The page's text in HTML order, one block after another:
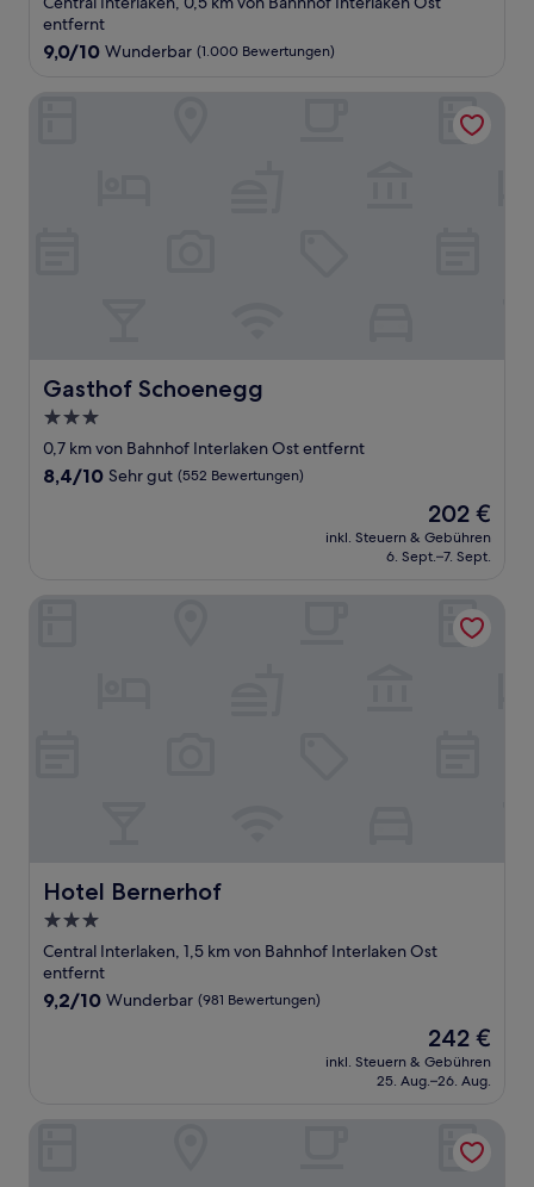
Unterkunft
entfernt
9.0
10,
9,0/10 Wunderbar (1.000 Bewertungen)
Gasthof Schoenegg
Gasthof Schoenegg
3.0-
Sterne-
Unterkunft
0,7 km von Bahnhof Interlaken Ost entfernt
8.4
Bewertungen)
8,4/10 Sehr gut (552 Bewertungen)
Der
Preis
beträgt
202 €
inkl. Steuern & Gebühren
6. Sept.–7. Sept.
Hotel Bernerhof
Hotel Bernerhof
3.0-
Sterne-
Unterkunft
Central Interlaken, 1,5 km von Bahnhof Interlaken Ost
entfernt
9.2
9,2/10 Wunderbar (981 Bewertungen)
Der
Preis
beträgt
242 €
inkl. Steuern & Gebühren
25. Aug.–26. Aug.